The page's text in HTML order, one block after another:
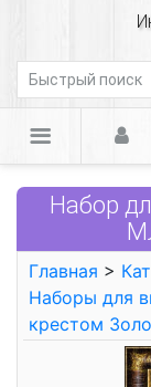
Набор
Главная >
Наборы для
крестом